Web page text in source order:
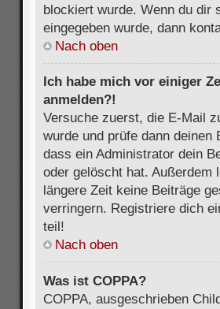
blockiert wurde. Wenn du dir
eingegeben wurde, dann
Nach oben
Ich habe mich vor einiger
anmelden?!
Versuche zuerst, die E-Mail
wurde und prüfe dann
dass ein Administrator dein
oder gelöscht hat. Außerdem
längere Zeit keine Beiträge
verringern. Registriere dich
teil!
Nach oben
Was ist COPPA?
COPPA, ausgeschrieben